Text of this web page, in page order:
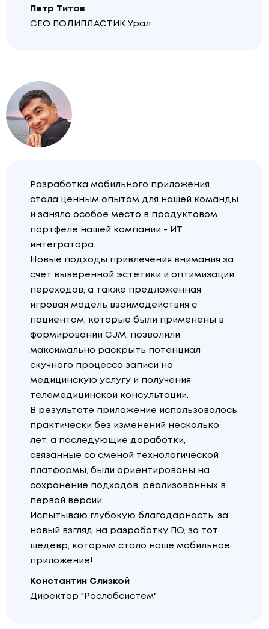
Петр Титов
СЕО ПОЛИПЛАСТИК Урал
Разработка мобильного приложения
стала ценным опытом для нашей команды
и заняла особое место в продуктовом
портфеле нашей компании - ИТ
интегратора.
Новые подходы привлечения внимания за
счет выверенной эстетики и оптимизации
переходов, а также предложенная
игровая модель взаимодействия с
пациентом, которые были применены в
формировании CJM, позволили
максимально раскрыть потенциал
скучного процесса записи на
медицинскую услугу и получения
телемедицинской консультации.
В результате приложение использовалось
практически без изменений несколько
лет, а последующие доработки,
связанные со сменой технологической
платформы, были ориентированы на
сохранение подходов, реализованных в
первой версии.
Испытываю глубокую благодарность, за
новый взгляд на разработку ПО, за тот
шедевр, которым стало наше мобильное
приложение!
Константин Слизкой
Директор "Рослабсистем"